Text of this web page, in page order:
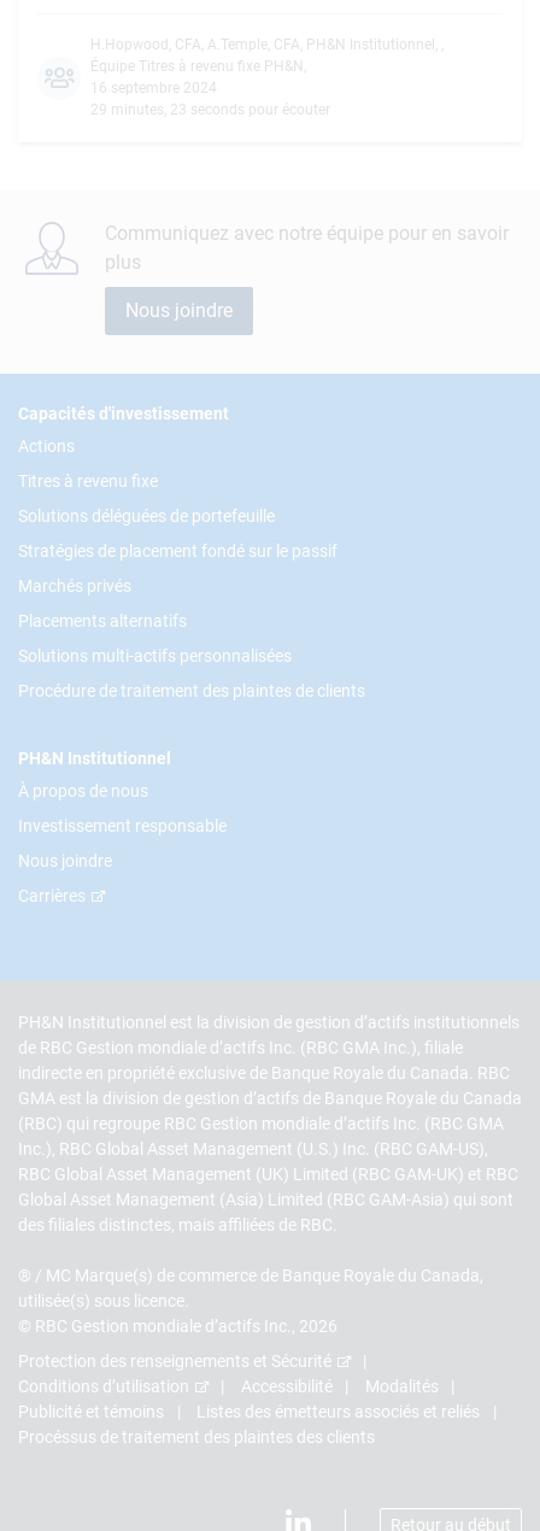
H.Hopwood, CFA A.Temple, CFA PH&N Institutionnel
Équipe Titres à revenu fixe PH&N
16 septembre 2024
29 minutes, 23 seconds pour écouter
Communiquez avec notre équipe pour en savoir
plus
Nous joindre
Footer
Capacités d'investissement
Actions
Titres à revenu fixe
Solutions déléguées de portefeuille
Stratégies de placement fondé sur le passif
Marchés privés
Placements alternatifs
Solutions multi-actifs personnalisées
Procédure de traitement des plaintes de clients
PH&N Institutionnel
À propos de nous
Investissement responsable
Nous joindre
Carrières
PH&N Institutionnel est la division de gestion d’actifs institutionnels
de RBC Gestion mondiale d’actifs Inc. (RBC GMA Inc.), filiale
indirecte en propriété exclusive de Banque Royale du Canada. RBC
GMA est la division de gestion d’actifs de Banque Royale du Canada
(RBC) qui regroupe RBC Gestion mondiale d’actifs Inc. (RBC GMA
Inc.), RBC Global Asset Management (U.S.) Inc. (RBC GAM-US),
RBC Global Asset Management (UK) Limited (RBC GAM-UK) et RBC
Global Asset Management (Asia) Limited (RBC GAM-Asia) qui sont
des filiales distinctes, mais affiliées de RBC.
® / MC Marque(s) de commerce de Banque Royale du Canada,
utilisée(s) sous licence.
© RBC Gestion mondiale d’actifs Inc., 2026
Protection des renseignements et Sécurité
Conditions d’utilisation
Accessibilité
Modalités
Publicité et témoins
Listes des émetteurs associés et reliés
Procéssus de traitement des plaintes des clients
Retour au début